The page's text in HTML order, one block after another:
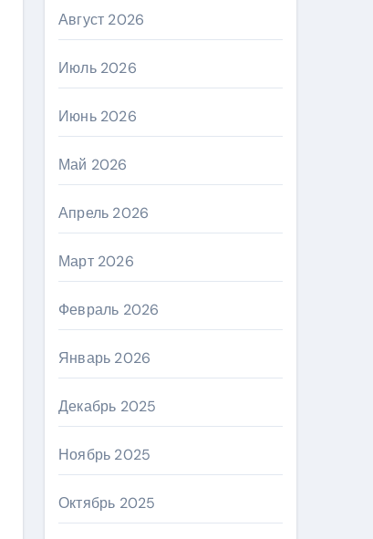
Август 2026
Июль 2026
Июнь 2026
Май 2026
Апрель 2026
Март 2026
Февраль 2026
Январь 2026
Декабрь 2025
Ноябрь 2025
Октябрь 2025